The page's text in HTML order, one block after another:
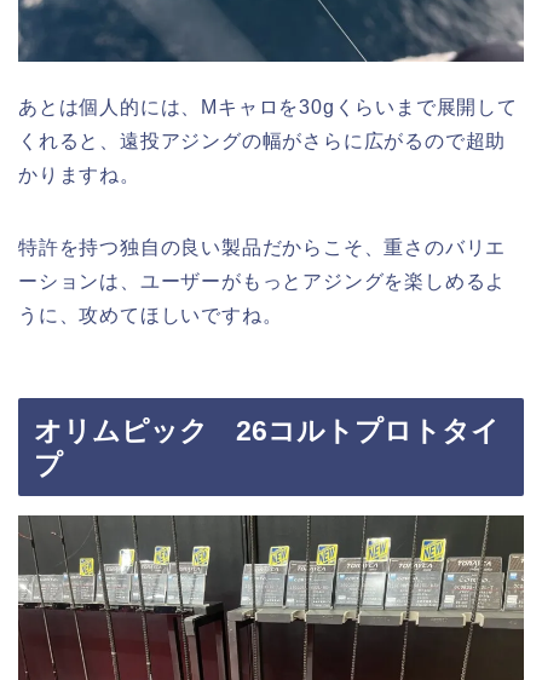
あとは個人的には、Mキャロを30gくらいまで展開して
くれると、遠投アジングの幅がさらに広がるので超助
かりますね。
特許を持つ独自の良い製品だからこそ、重さのバリエ
ーションは、ユーザーがもっとアジングを楽しめるよ
うに、攻めてほしいですね。
オリムピック 26コルトプロトタイ
プ